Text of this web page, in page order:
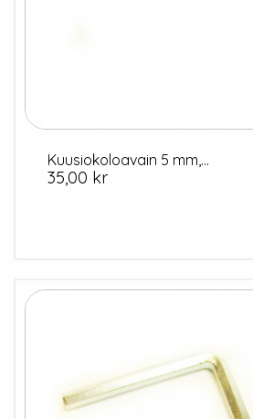
Kuusiokoloavain 5 mm,...
Hinta
35,00 kr